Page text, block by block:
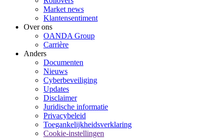
Market news
Klantensentiment
Over ons
OANDA Group
Carrière
Anders
Documenten
Nieuws
Cyberbeveiliging
Updates
Disclaimer
Juridische informatie
Privacybeleid
Toegankelijkheidsverklaring
Cookie-instellingen